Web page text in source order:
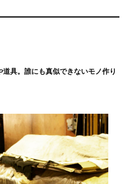
具。誰にも真似できないモノ作り